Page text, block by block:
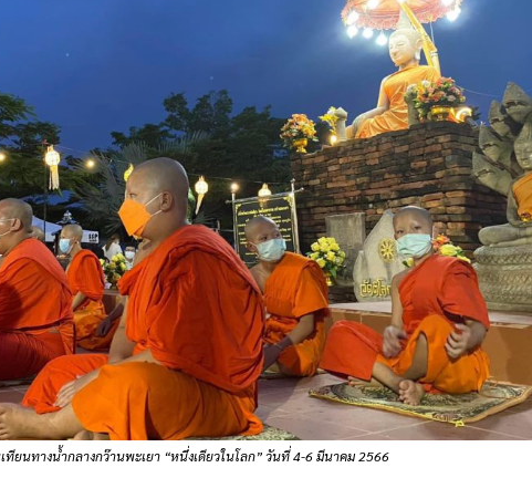
ทียนทางน้ำกลางกว๊านพะเยา “หนึ่งเดียวในโลก” วันที่ 4-6 มีนาคม 2566